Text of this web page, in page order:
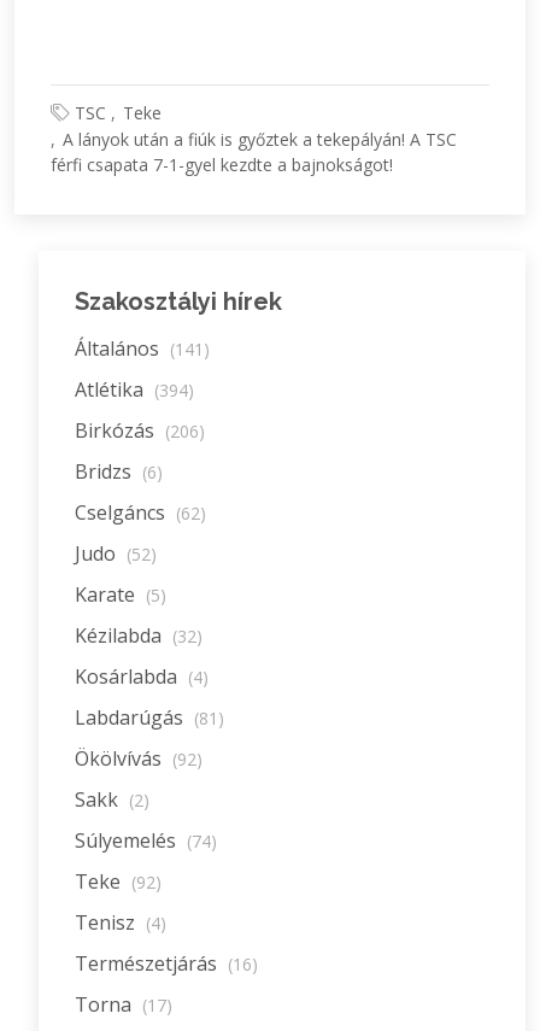
TSC
Teke
A lányok után a fiúk is győztek a tekepályán! A TSC
férfi csapata 7-1-gyel kezdte a bajnokságot!
Szakosztályi hírek
Általános (141)
Atlétika (394)
Birkózás (206)
Bridzs (6)
Cselgáncs (62)
Judo (52)
Karate (5)
Kézilabda (32)
Kosárlabda (4)
Labdarúgás (81)
Ökölvívás (92)
Sakk (2)
Súlyemelés (74)
Teke (92)
Tenisz (4)
Természetjárás (16)
Torna (17)